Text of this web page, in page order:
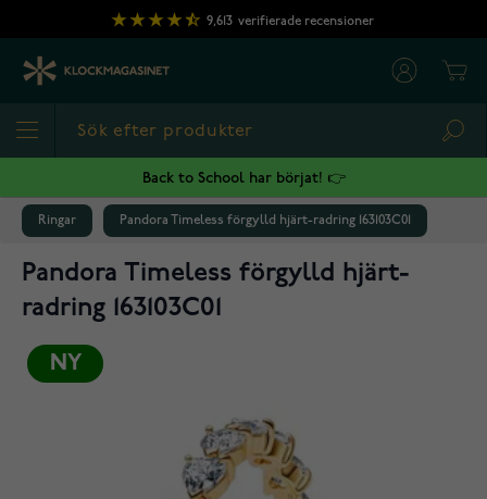
Hoppa till innehållet
9,613 verifierade recensioner
Back to School har börjat! 👉
Ringar Pandora Timeless förgylld hjärt-radring 163103C01
Pandora Timeless förgylld hjärt-
radring 163103C01
NY